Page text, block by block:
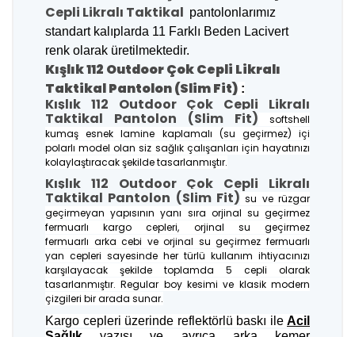
Cepli Likralı Taktikal pantolonlarımız
standart kalıplarda 11 Farklı Beden Lacivert
renk olarak üretilmektedir.
Kışlık 112 Outdoor Çok Cepli Likralı
Taktikal Pantolon (Slim Fit) :
Kışlık 112 Outdoor Çok Cepli Likralı
Taktikal Pantolon (Slim Fit) softshell
kumaş esnek lamine kaplamalı (su geçirmez) içi
polarlı model olan siz sağlık çalışanları için hayatınızı
kolaylaştıracak şekilde tasarlanmıştır.
Kışlık 112 Outdoor Çok Cepli Likralı
Taktikal Pantolon (Slim Fit) su ve rüzgar
geçirmeyan yapısının yanı sıra orjinal su geçirmez
fermuarlı kargo cepleri, orjinal su geçirmez
fermuarlı arka cebi ve orjinal su geçirmez fermuarlı
yan cepleri sayesinde her türlü kullanım ihtiyacınızı
karşılayacak şekilde toplamda 5 cepli olarak
tasarlanmıştır.Regular boy kesimi ve klasik modern
çizgileri bir arada sunar.
Kargo cepleri üzerinde reflektörlü baskı ile Acil